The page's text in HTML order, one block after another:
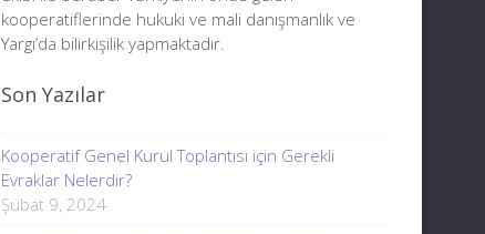
kooperatiflerinde hukuki ve mali danışmanlık ve
Yargı’da bilirkişilik yapmaktadır.
Son Yazılar
Kooperatif Genel Kurul Toplantısı için Gerekli
Evraklar Nelerdir?
Şubat 9, 2024